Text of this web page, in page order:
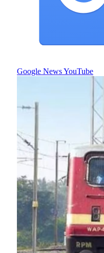
Google NewsYouTube